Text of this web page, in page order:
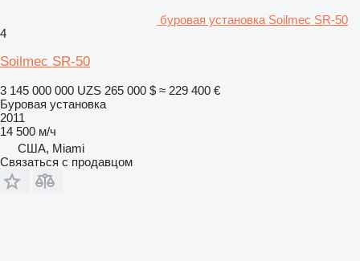
буровая установка Soilmec SR-50
4
Soilmec SR-50
3 145 000 000 UZS 265 000 $ ≈ 229 400 €
Буровая установка
2011
14 500 м/ч
США, Miami
Связаться с продавцом